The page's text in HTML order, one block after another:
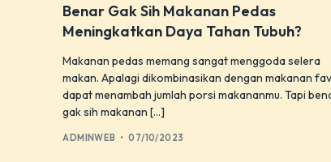
Benar Gak Sih Makanan Pedas
Meningkatkan Daya Tahan Tubuh?
Makanan pedas memang sangat menggoda selera
makan. Apalagi dikombinasikan dengan makanan
dapat menambah jumlah porsi makananmu. Tapi
gak sih makanan […]
ADMINWEB 07/10/2023